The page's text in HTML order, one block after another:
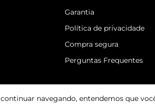
navegando, entendemos que
Garantia
Política de privacidade
Compra segura
Perguntas Frequentes